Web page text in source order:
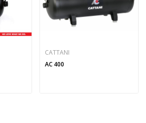
CATTANI
AC 400